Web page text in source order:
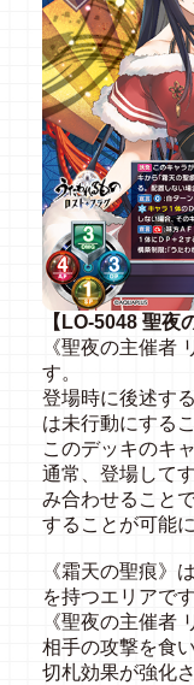
【LO-5048 聖
《聖夜の主催者
す。
登場時に後述す
は未行動にする
このデッキのキ
通常、登場して
み合わせること
することが可能
《霜天の聖痕》
を持つエリアです
《聖夜の主催者
相手の攻撃を食
切札効果が強化